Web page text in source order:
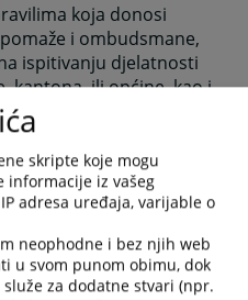
koja donosi
i ombudsmane,
ispitivanju djelatnosti
kantona, ili općine, kao i
su negirale ljudsko
uključujući provodenje
njegovih posljedica,
otpor te institucije ili
istraživanja službenih
sudskih i upravnih
potrebnih informacija,
tom istraživanju,
skripte koje mogu
iz vašeg
adresa uređaja, varijable o
neophodne i bez njih web
u svom punom obimu, dok
za dodatne stvari (npr.